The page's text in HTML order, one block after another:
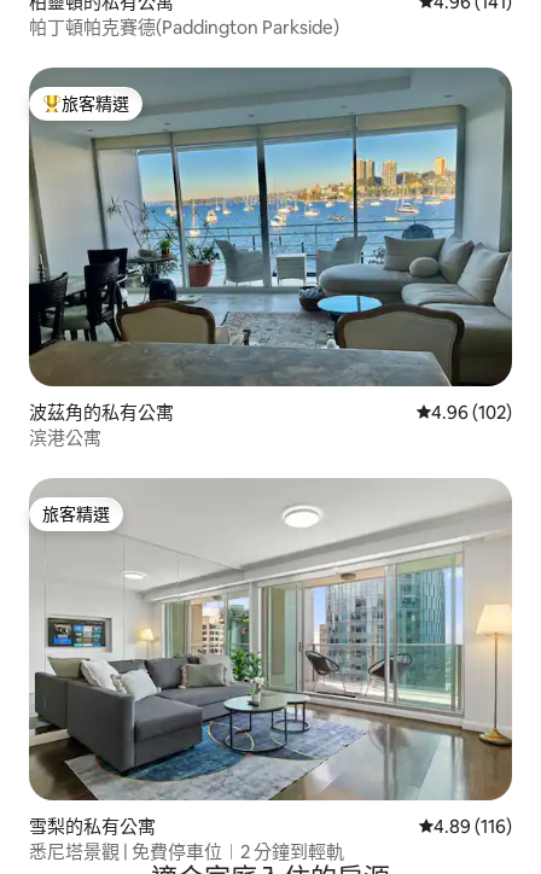
帕丁頓帕克賽德(Paddington Parkside)
旅客精選榜首
旅客精選
波茲角的私有公寓 從 102 則評價
4.96 (102)
滨港公寓
旅客精選
旅客精選
雪梨的私有公寓 從 116 則評價
4.89 (116)
悉尼塔景觀 | 免費停車位︱2 分鐘到輕軌